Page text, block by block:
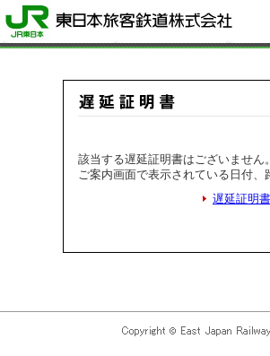
該当する遅延証明書はございません。
ご案内画面で表示されている日付
遅延証明